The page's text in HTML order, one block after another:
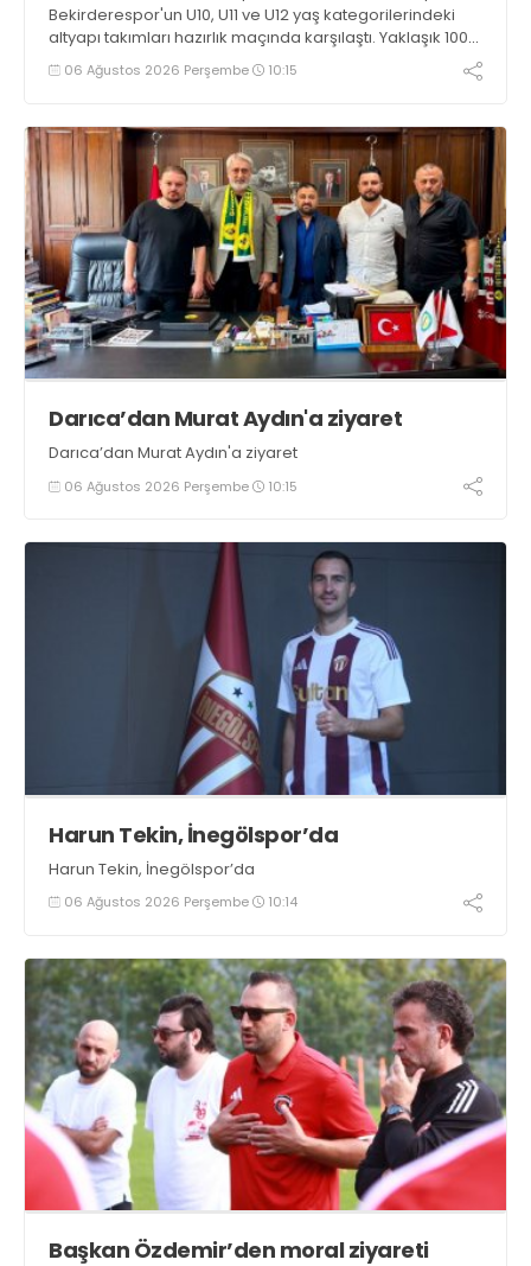
Bekirderespor'un U10, U11 ve U12 yaş kategorilerindeki
altyapı takımları hazırlık maçında karşılaştı. Yaklaşık 100
genç futbolcunun ter döktüğü maçların ardından
sporculara Kandıra'nın yöresel lezzeti mancarlı pide ve
06 Ağustos 2026 Perşembe 10:15
Darıca’dan Murat Aydın'a ziyaret
Darıca’dan Murat Aydın'a ziyaret
06 Ağustos 2026 Perşembe 10:15
Harun Tekin, İnegölspor’da
Harun Tekin, İnegölspor’da
06 Ağustos 2026 Perşembe 10:14
Başkan Özdemir’den moral ziyareti